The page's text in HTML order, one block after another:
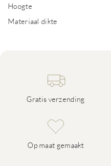
Hoogte
Materiaal dikte
Gratis verzending
Op maat gemaakt